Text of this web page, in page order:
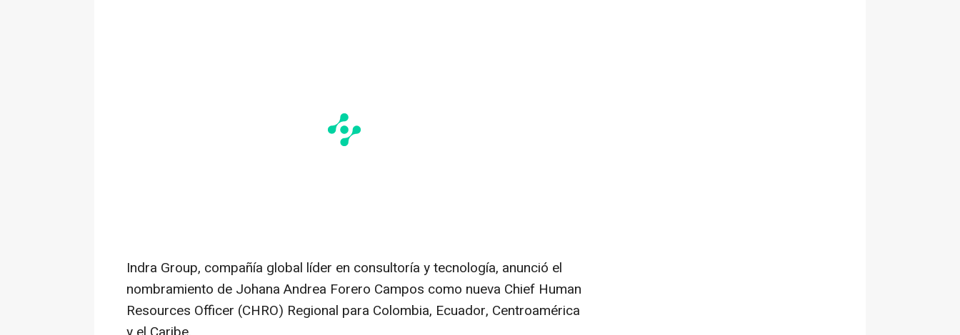
Indra Group, compañía global líder en consultoría y tecnología, anunció el
nombramiento de Johana Andrea Forero Campos como nueva Chief Human
Resources Officer (CHRO) Regional para Colombia, Ecuador, Centroamérica